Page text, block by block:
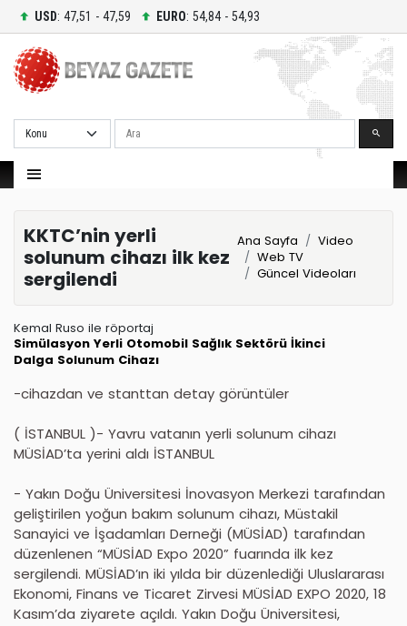
USD: 47,51 - 47,59 EURO: 54,84 - 54,93
Ara
KKTC’nin yerli
solunum cihazı ilk kez
sergilendi
Ana Sayfa
Video
Web TV
Güncel Videoları
Kemal Ruso ile röportaj
Simülasyon Yerli Otomobil Sağlık Sektörü İkinci
Dalga Solunum Cihazı
-cihazdan ve stanttan detay görüntüler
( İSTANBUL )- Yavru vatanın yerli solunum cihazı
MÜSİAD’ta yerini aldı İSTANBUL
- Yakın Doğu Üniversitesi İnovasyon Merkezi tarafından
geliştirilen yoğun bakım solunum cihazı, Müstakil
Sanayici ve İşadamları Derneği (MÜSİAD) tarafından
düzenlenen “MÜSİAD Expo 2020” fuarında ilk kez
sergilendi. MÜSİAD’ın iki yılda bir düzenlediği Uluslararası
Ekonomi, Finans ve Ticaret Zirvesi MÜSİAD EXPO 2020, 18
Kasım’da ziyarete açıldı. Yakın Doğu Üniversitesi,